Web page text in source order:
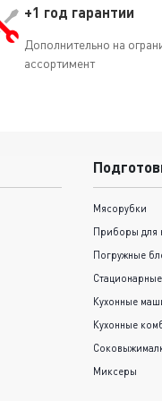
+1 год гарантии
Дополнительно на
ассортимент
Мясорубки
Приборы для
Погружные
Кухонные
Кухонные
Миксеры